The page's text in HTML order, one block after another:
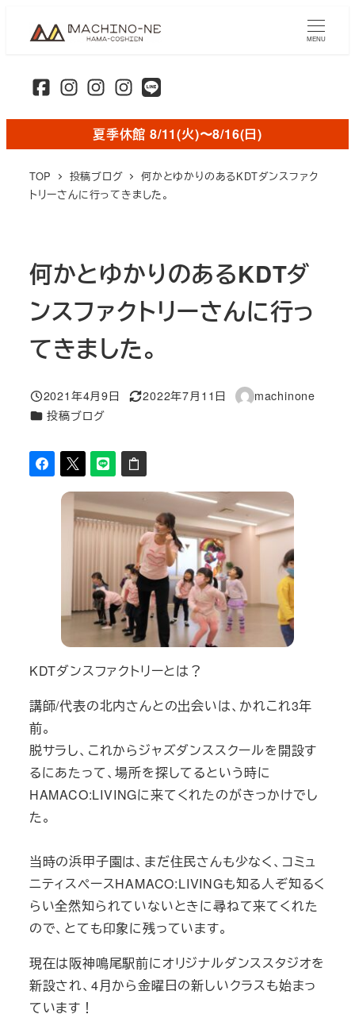
ン
MENU
夏季休館 8/11(火)〜8/16(日)
TOP 投稿ブログ
何かとゆかりのあるKDTダンスファク
トリーさんに行ってきました。
何かとゆかりのあるKDTダ
ンスファクトリーさんに行っ
てきました。
投稿日
2021年4月9日
更新日
2022年7月11日
著
machinone
カテゴリー
投稿ブログ
KDTダンスファクトリーとは？
講師/代表の北内さんとの出会いは、かれこれ3年
前。
脱サラし、これからジャズダンススクールを開設す
るにあたって、場所を探してるという時に
HAMACO:LIVINGに来てくれたのがきっかけでし
た。
当時の浜甲子園は、まだ住民さんも少なく、コミュ
ニティスペースHAMACO:LIVINGも知る人ぞ知るく
らい全然知られていないときに尋ねて来てくれた
ので、とても印象に残っています。
現在は阪神鳴尾駅前にオリジナルダンススタジオを
新設され、4月から金曜日の新しいクラスも始まっ
ています！